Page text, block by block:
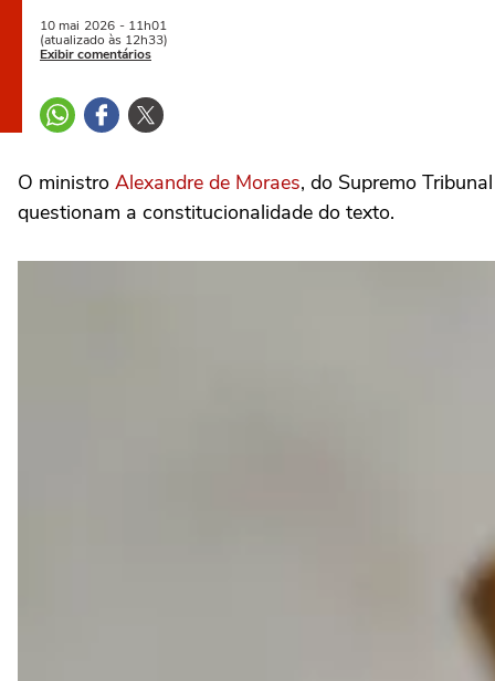
10 mai 2026 - 11h01
(atualizado às 12h33)
Exibir comentários
O ministro Alexandre de Moraes, do Supremo
questionam a constitucionalidade do texto.